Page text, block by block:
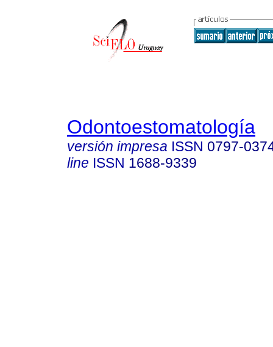
Odontoestomatología
versión impresa ISSN 0797-
line ISSN 1688-9339